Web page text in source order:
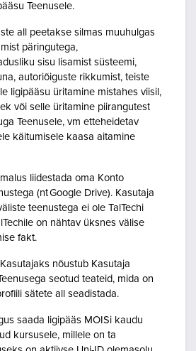
Teenusele.
all peetakse silmas muuhulgas
päringutega,
sisu lisamist süsteemi,
autoriõiguste rikkumist, teiste
ligipääsu üritamine mistahes viisil,
või selle üritamine piirangutest
Teenusele, vm etteheidetav
käitumisele kaasa aitamine
liidestada oma Konto
(nt Google Drive). Kasutaja
teenustega ei ole TalTechi
on nähtav üksnes välise
fakt.
nõustub Kasutaja
seotud teateid, mida on
sätete all seadistada.
saada ligipääs MOISi kaudu
kursusele, millele on ta